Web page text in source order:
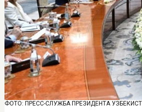
ФОТО: ПРЕСС-СЛУЖБА ПРЕЗИДЕНТА